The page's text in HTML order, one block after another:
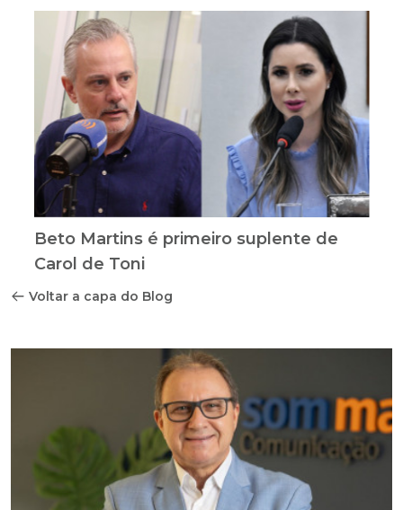
Beto Martins é primeiro suplente de
Carol de Toni
Voltar a capa do Blog